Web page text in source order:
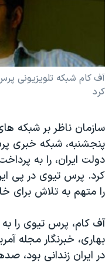
اقتصادی
علم و فناوری
آرشیو پخش زنده
انتخابات ریاست جمهوری
حمله جمهوری اسلامی به
رمز مهسا
مجموعه مستندهای
تریبونال مردمی آبان ۹۸
دادگاه حمید نوری
قانون شفافیت دارائی
اعتراضات مردمی آبان ۹۸
آف کام شبکه تلويزيونی
کرد
سازمان ناظر بر شبکه
پنجشنبه، شبکه خبری
دولت ايران، را به
کرد. پرس تيوی در پی اين
را متهم به تلاش برای
آف کام، پرس تيوی را
در ايران زندانی بود،